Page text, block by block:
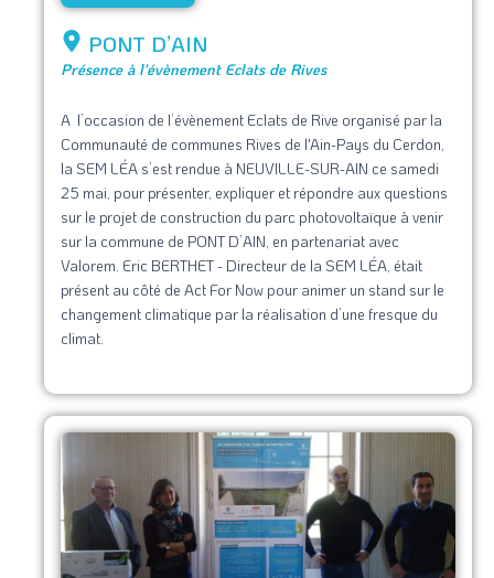
PONT D’AIN
Présence à l'évènement Eclats de Rives
A l’occasion de l’évènement Eclats de Rive organisé par la
Communauté de communes Rives de l'Ain-Pays du Cerdon,
la SEM LÉA s’est rendue à NEUVILLE-SUR-AIN ce samedi
25 mai, pour présenter, expliquer et répondre aux questions
sur le projet de construction du parc photovoltaïque à venir
sur la commune de PONT D’AIN, en partenariat avec
Valorem. Eric BERTHET - Directeur de la SEM LÉA, était
présent au côté de Act For Now pour animer un stand sur le
changement climatique par la réalisation d’une fresque du
climat.